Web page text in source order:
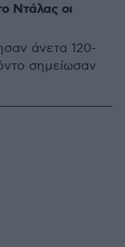
Ντάλας οι
άνετα 120-
σημείωσαν